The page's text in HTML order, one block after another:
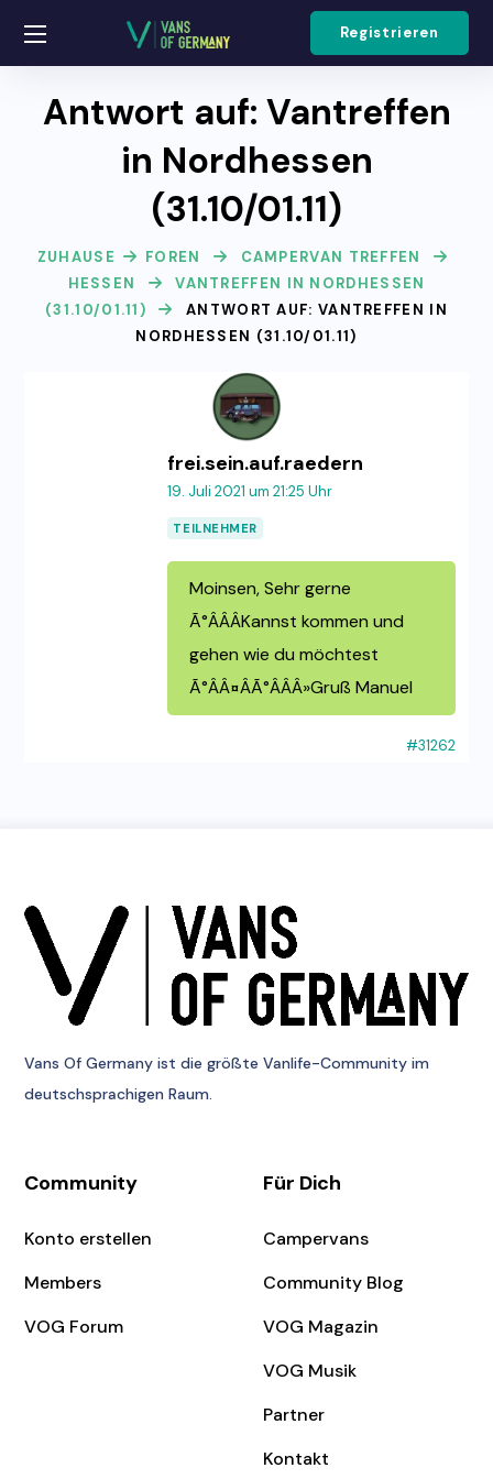
Registrieren
Antwort auf: Vantreffen
in Nordhessen
(31.10/01.11)
ZUHAUSE FOREN
CAMPERVAN TREFFEN
HESSEN
VANTREFFEN IN NORDHESSEN
(31.10/01.11)
ANTWORT AUF: VANTREFFEN IN
NORDHESSEN (31.10/01.11)
frei.sein.auf.raedern
19. Juli 2021 um 21:25 Uhr
TEILNEHMER
Moinsen, Sehr gerne
Ã°ÂÂÂKannst kommen und
gehen wie du möchtest
Ã°ÂÂ¤ÂÃ°ÂÂÂ»Gruß Manuel
#31262
Vans Of Germany ist die größte Vanlife-Community im
deutschsprachigen Raum.
Community
Konto erstellen
Members
VOG Forum
Für Dich
Campervans
Community Blog
VOG Magazin
VOG Musik
Partner
Kontakt